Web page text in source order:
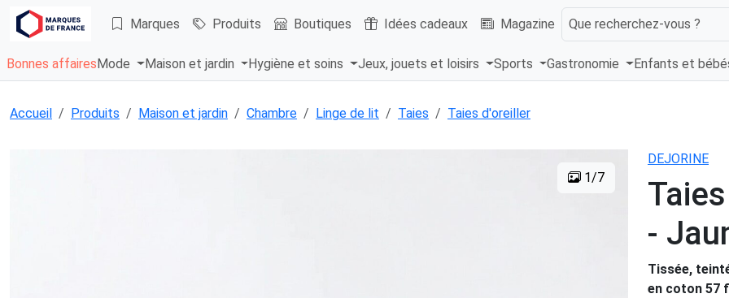
Marques Produits Boutiques Idées cadeaux Magazine Que recherchez-vous ?
Bonnes affaires Mode Maison et jardin Hygiène et soins Jeux, jouets et loisirs Sports Gastronomie Enfants et
Accueil Produits Maison et jardin Chambre Linge de lit Taies Taies d'oreiller
1/7
DEJORINE
-
Tissée,
en coton 57